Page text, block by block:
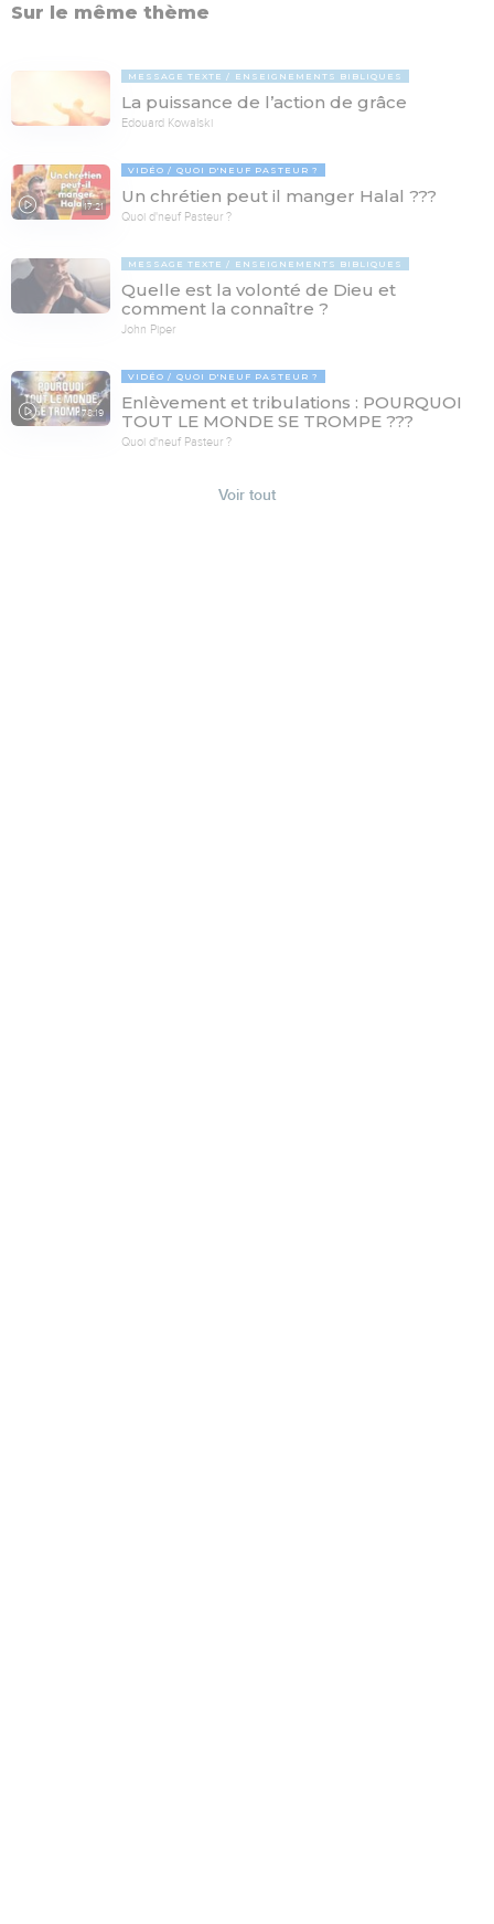
Sur le même thème
MESSAGE TEXTE ENSEIGNEMENTS BIBLIQUES
La puissance de l’action de grâce
Edouard Kowalski
17:21
VIDÉO QUOI D'NEUF PASTEUR ?
Un chrétien peut il manger Halal ???
Quoi d'neuf Pasteur ?
MESSAGE TEXTE ENSEIGNEMENTS BIBLIQUES
Quelle est la volonté de Dieu et
comment la connaître ?
John Piper
78:19
VIDÉO QUOI D'NEUF PASTEUR ?
Enlèvement et tribulations : POURQUOI
TOUT LE MONDE SE TROMPE ???
Quoi d'neuf Pasteur ?
Voir tout